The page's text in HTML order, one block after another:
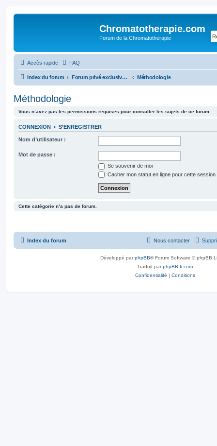
Chromatotherapie.com
Forum de la Chromatotherapie
Accès rapide FAQ
Index du forum Forum privé exclusivement réservé aux élèves de Chromatothérapie (passés ou actifs) Méthodologie
Méthodologie
Vous n’avez pas les permissions requises pour consulter les sujets de ce forum.
CONNEXION • S’ENREGISTRER
Nom d’utilisateur :
Mot de passe :
Se souvenir de moi
Cacher mon statut en ligne pour cette session
Cette catégorie n’a pas de forum.
Index du forum Nous contacter
Développé parphpBB® Forum Software © phpBB
Traduit parphpBB-fr.com
Confidentialité | Conditions